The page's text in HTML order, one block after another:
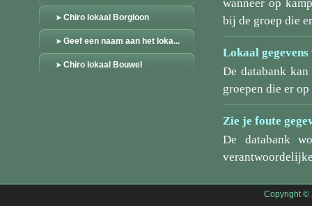
Chiro lokaal Borgloon
Geef een naam aan het loka...
Chiro lokaal Bouwel
wanneer op
bij de groep die
Lokaal
De databank
groepen die er
Zie je foute
De databank
Copyright ©